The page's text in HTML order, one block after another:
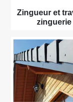
Zingueur et
zinguerie